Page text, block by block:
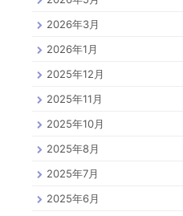
2026年3月
2026年1月
2025年12月
2025年11月
2025年10月
2025年8月
2025年7月
2025年6月